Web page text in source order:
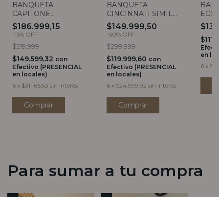
BANQUETA
CAPITONE
ECOCUERO BLANCA
$186.999,15
-15% OFF
$219.999
$149.599,32 con
Efectivo (PRESENCIAL
en locales)
6 x $31.166,53 sin interés
BANQUETA
CINCINNATI SIMIL
RATTAN RESPALDO
ALTO
$149.999,50
-50% OFF
$299.999
$119.999,60 con
Efectivo (PRESENCIAL
en locales)
6 x $24.999,92 sin interés
en
6 x
Para sumar a tu compra